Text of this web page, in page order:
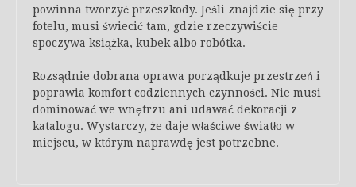
powinna tworzyć przeszkody. Jeśli znajdzie się przy
fotelu, musi świecić tam, gdzie rzeczywiście
spoczywa książka, kubek albo robótka.
Rozsądnie dobrana oprawa porządkuje przestrzeń i
poprawia komfort codziennych czynności. Nie musi
dominować we wnętrzu ani udawać dekoracji z
katalogu. Wystarczy, że daje właściwe światło w
miejscu, w którym naprawdę jest potrzebne.